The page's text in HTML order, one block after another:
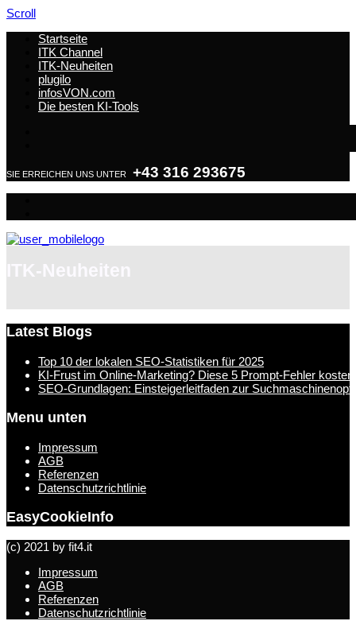
Scroll
Startseite
ITK Channel
ITK-Neuheiten
plugilo
infosVON.com
Die besten KI-Tools
SIE ERREICHEN UNS UNTER +43 316 293675
ITK-Neuheiten
Latest Blogs
Top 10 der lokalen SEO-Statistiken für 2025
KI-Frust im Online-Marketing? Diese 5 Prompt-Fehler
SEO-Grundlagen: Einsteigerleitfaden zur
Menu unten
Impressum
AGB
Referenzen
Datenschutzrichtlinie
EasyCookieInfo
(c) 2021 by fit4.it
Impressum
AGB
Referenzen
Datenschutzrichtlinie